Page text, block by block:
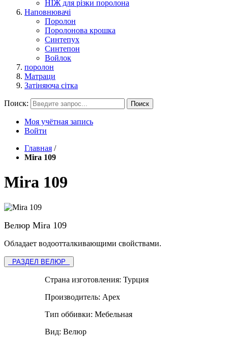
НІЖ для різки поролона
Наповнювачі
Поролон
Поролонова крошка
Синтепух
Синтепон
Войлок
поролон
Матраци
Затіняюча сітка
Поиск: Поиск
Моя учётная запись
Войти
Главная /
Mira 109
Mira 109
Велюр Mira 109
Обладает водоотталкивающими свойствами.
РАЗДЕЛ ВЕЛЮР
Страна изготовления: Турция
Производитель: Apex
Тип оббивки: Мебельная
Вид: Велюр